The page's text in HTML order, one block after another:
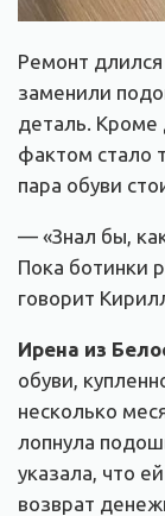
Ремонт
заменили
деталь. Кроме
фактом стало
пара обуви
— «Знал бы,
Пока ботинки
говорит
Ирена из
обуви,
несколько
лопнула
указала, что
возврат